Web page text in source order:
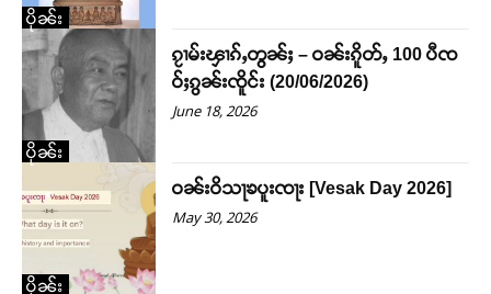
ပိုၼ်း
ပိုၼ်း
ၵႂၢမ်းၾၢၵ်ႇတွၼ်ႈ – ဝၼ်းၵိူတ်ႇ 100 ပီၸ
ဝ်ႈၵွၼ်းၸိူင်း (20/06/2026)
June 18, 2026
ပိုၼ်း
ဝၼ်းဝိသႃၶပူးၸႃး [Vesak Day 2026]
May 30, 2026